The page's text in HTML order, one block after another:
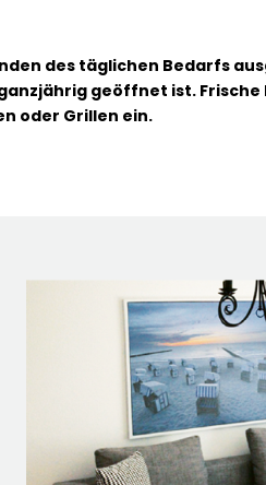
des täglichen Bedarfs
geöffnet ist.
oder Grillen ein.